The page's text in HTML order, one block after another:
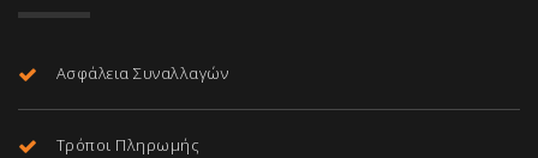
Ασφάλεια Συναλλαγών
Τρόποι Πληρωμής